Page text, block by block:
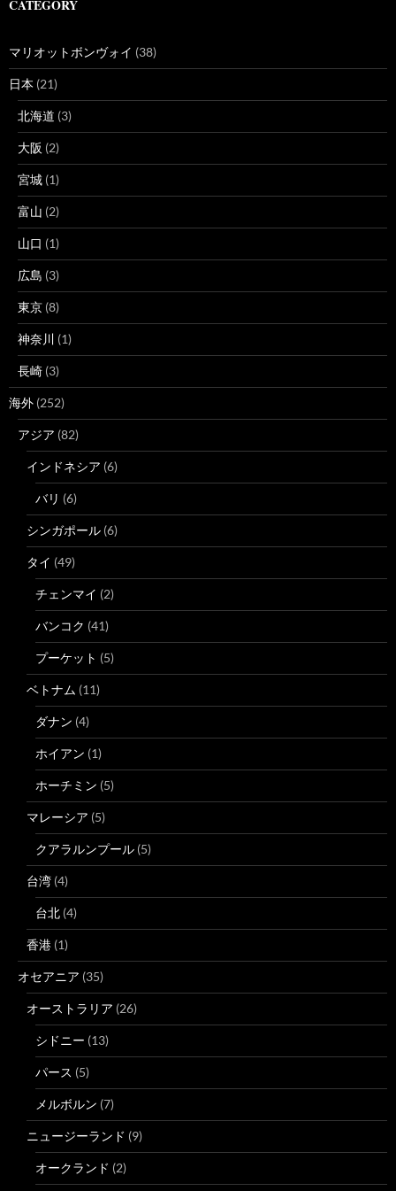
CATEGORY
マリオットボンヴォイ (38)
日本 (21)
北海道 (3)
大阪 (2)
宮城 (1)
富山 (2)
山口 (1)
広島 (3)
東京 (8)
神奈川 (1)
長崎 (3)
海外 (252)
アジア (82)
インドネシア (6)
バリ (6)
シンガポール (6)
タイ (49)
チェンマイ (2)
バンコク (41)
プーケット (5)
ベトナム (11)
ダナン (4)
ホイアン (1)
ホーチミン (5)
マレーシア (5)
クアラルンプール (5)
台湾 (4)
台北 (4)
香港 (1)
オセアニア (35)
オーストラリア (26)
シドニー (13)
パース (5)
メルボルン (7)
ニュージーランド (9)
オークランド (2)